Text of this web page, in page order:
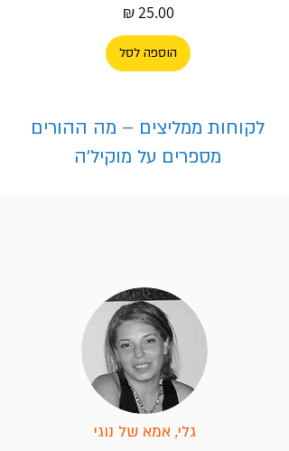
מחיר
הוספה לסל
לימוד מהנה לילדים
מחיר
הוספה לסל
בירה
מחיר
הוספה לסל
מחיר‏25.00 ‏₪
הוספה לסל
חווית למידה מהנה לילדים!
מחיר
הוספה לסל
לקוחות ממליצים – מה ההורים
מספרים על מוקיל'ה
גלי, אמא של נוגי